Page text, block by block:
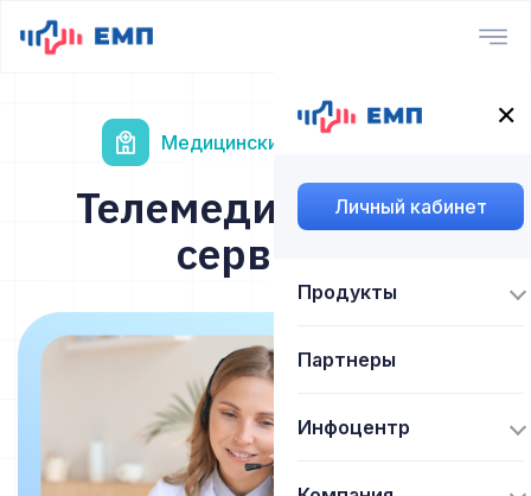
✕
Личный кабинет
Продукты
Партнеры
Инфоцентр
Медицинским организациям
Телемедицинские
сервисы